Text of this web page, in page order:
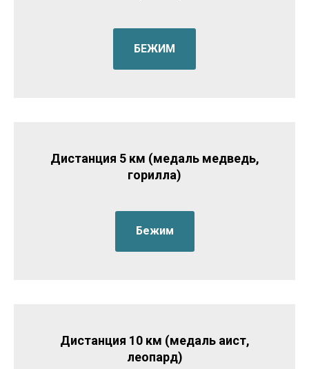
БЕЖИМ
Дистанция 5 км (медаль медведь,
горилла)
Бежим
Дистанция 10 км (медаль аист,
леопард)